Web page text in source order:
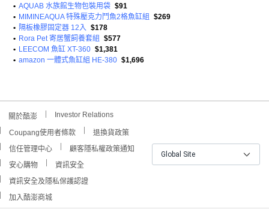
• AQUAB 水族館生物包裝用袋 $91
• MIMINEAQUA 特殊壓克力鬥魚2格魚缸組
$269
• 隔板橡膠固定器 12入 $178
• Rora Pet 寄居蟹飼養套組
$577
• LEECOM 魚缸 XT-360 $1,381
• amazon 一體式魚缸組 HE-380 $1,696
關於酷澎 Investor Relations
Coupang使用者條款
退換貨政策
信任管理中心
顧客隱私權政策通知
安心購物
資訊安全
資訊安全及隱私保護認證
加入酷澎商城
Global Site